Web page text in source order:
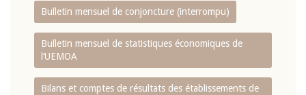
Bulletin mensuel de conjoncture (interrompu)
Bulletin mensuel de statistiques économiques de
l‘UEMOA
Bilans et comptes de résultats des établissements de